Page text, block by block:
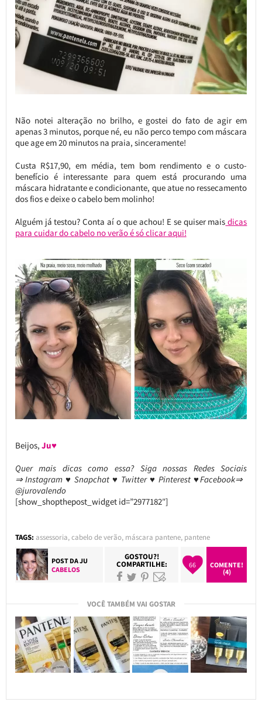
Não notei alteração no brilho, e gostei do fato de agir em
apenas 3 minutos, porque né, eu não perco tempo com máscara
que age em 20 minutos na praia, sinceramente!
Custa R$17,90, em média, tem bom rendimento e o custo-
benefício é interessante para quem está procurando uma
máscara hidratante e condicionante, que atue no ressecamento
dos fios e deixe o cabelo bem molinho!
Alguém já testou? Conta aí o que achou! E se quiser mais dicas
para cuidar do cabelo no verão é só clicar aqui!
Beijos, Ju♥
Quer mais dicas como essa? Siga nossas Redes Sociais
⇒ Instagram ♥ Snapchat ♥ Twitter ♥ Pinterest ♥Facebook⇒
@jurovalendo
[show_shopthepost_widget id=”2977182″]
TAGS: assessoria,cabelo de verão, máscara pantene, pantene
POST DAJU
CABELOS
GOSTOU?!
COMPARTILHE: 66
COMENTE!
(4)
VOCÊ TAMBÉM VAI GOSTAR